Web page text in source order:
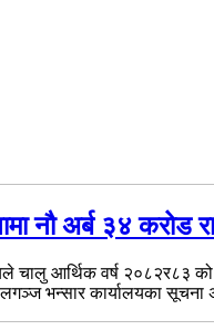
नौ अर्ब ३४
चालु आर्थिक वर्ष २०८२र८३
भन्सार कार्यालयका सूचना